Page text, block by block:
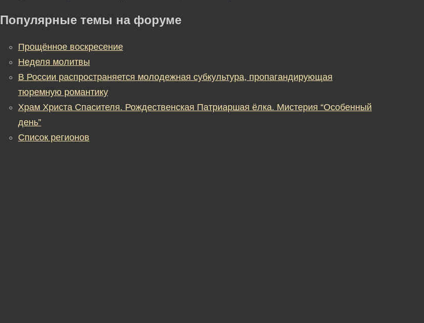
Популярные темы на форуме
Прощённое воскресение
Неделя молитвы
В России распространяется молодежная субкультура, пропагандирующая
тюремную романтику
Храм Христа Спасителя. Рождественская Патриаршая ёлка. Мистерия “Особенный
день”
Список регионов